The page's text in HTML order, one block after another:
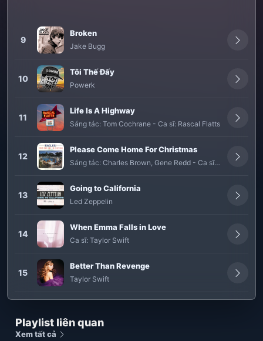
9
Broken
Jake Bugg
10
Tôi Thế Đấy
Powerk
11
Life Is A Highway
Sáng tác: Tom Cochrane - Ca sĩ: Rascal Flatts
12
Please Come Home For Christmas
Sáng tác: Charles Brown, Gene Redd - Ca sĩ: The Eagles
13
Going to California
Led Zeppelin
14
When Emma Falls in Love
Ca sĩ: Taylor Swift
15
Better Than Revenge
Taylor Swift
Playlist liên quan
Xem tất cả